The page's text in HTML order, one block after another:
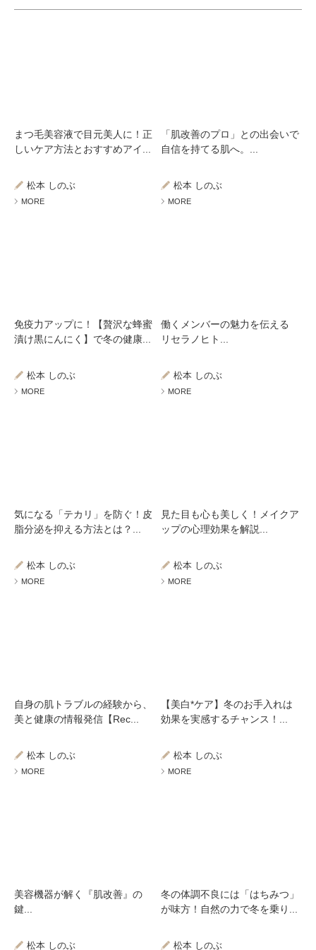
まつ毛美容液で目元美人に！正
しいケア方法とおすすめアイ...
松本 しのぶ
MORE
「肌改善のプロ」との出会いで
自信を持てる肌へ。...
松本 しのぶ
MORE
免疫力アップに！【贅沢な蜂蜜
漬け黒にんにく】で冬の健康...
松本 しのぶ
MORE
働くメンバーの魅力を伝える
リセラノヒト...
松本 しのぶ
MORE
気になる「テカリ」を防ぐ！皮
脂分泌を抑える方法とは？...
松本 しのぶ
MORE
見た目も心も美しく！メイクア
ップの心理効果を解説...
松本 しのぶ
MORE
自身の肌トラブルの経験から、
美と健康の情報発信【Rec...
松本 しのぶ
MORE
【美白*ケア】冬のお手入れは
効果を実感するチャンス！...
松本 しのぶ
MORE
美容機器が解く『肌改善』の
鍵...
松本 しのぶ
冬の体調不良には「はちみつ」
が味方！自然の力で冬を乗り...
松本 しのぶ